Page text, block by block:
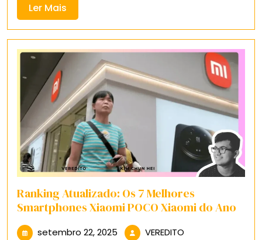
Ler Mais
Mais
Ranking Atualizado: Os 7 Melhores
Smartphones Xiaomi POCO Xiaomi do Ano
setembro 22, 2025 setembroVEREDITO